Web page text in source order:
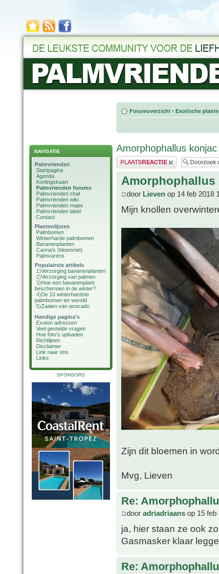
NAVIGATIE
Palmvrienden
Startpagina
Agenda
Kortingskaart
Palmvrienden forums
Palmvrienden chat
Palmvrienden wiki
Palmvrienden maps
Palmvrienden label
Contact
Plantenlijsten
Palmbomen
Winterharde palmbomen
Bananenplanten
Canna's (bloemriet)
Palmvarens
Populairste artikels
1)Verzorging bananenplanten
2)Verzorging van palmen
3)Hoe een bananenplant
beschermen in de winter?
4)De 10 winterhardste
palmbomen ter wereld
5)Zaaien van avocado
Handige pagina's
Exoten adressen
Veel gestelde vragen
Hoe foto's uploaden
Richtlijnen
Disclaimer
Link naar ons
Links
SPONSORS
Forumoverzicht ‹ Exotische
Amorphophallus konjac
Plaats een reactie
Amorphophallus
door Lieven op 14 feb 2018
Mijn knollen
Zijn dit bloemen in
Mvg, Lieven
Re:
door adriadriaans op 15 feb
ja, hier staan ze ook
Gasmasker klaar
Re: